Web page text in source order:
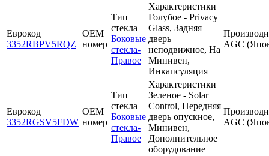
Еврокод
3352RBPV5RQZ
OEM
номер
Тип
стекла
Боковые
стекла-
Правое
Характеристики
Голубое - Privacy
Glass, Задняя
дверь
неподвижное, На
Минивен,
Инкапсуляция
AGC
Еврокод
3352RGSV5FDW
OEM
номер
Тип
стекла
Боковые
стекла-
Правое
Характеристики
Зеленое - Solar
Control, Передняя
дверь опускное,
Минивен,
Дополнительное
оборудование
AGC